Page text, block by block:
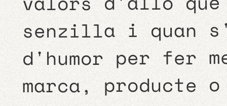
senzilla i quan
d'humor per fer
marca, producte